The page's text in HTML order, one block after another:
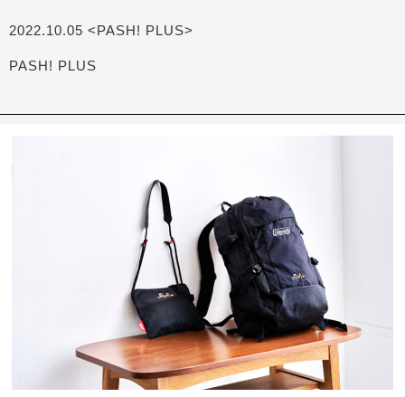
2022.10.05 <PASH! PLUS>
PASH! PLUS